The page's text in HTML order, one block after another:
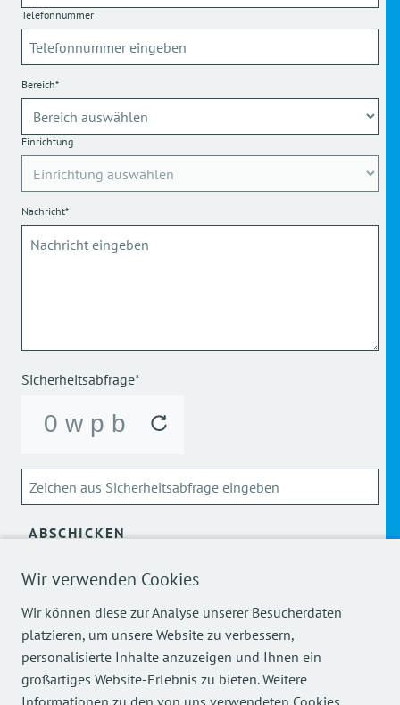
Wir verwenden Cookies
Wir können diese zur Analyse unserer Besucherdaten
platzieren, um unsere Website zu verbessern,
personalisierte Inhalte anzuzeigen und Ihnen ein
großartiges Website-Erlebnis zu bieten. Weitere
Informationen zu den von uns verwendeten Cookies
Telefonnummer
Bereich*
Einrichtung
Nachricht*
Sicherheitsabfrage*
ABSCHICKEN
Über die Verarbeitung meiner personenbezogenen Daten